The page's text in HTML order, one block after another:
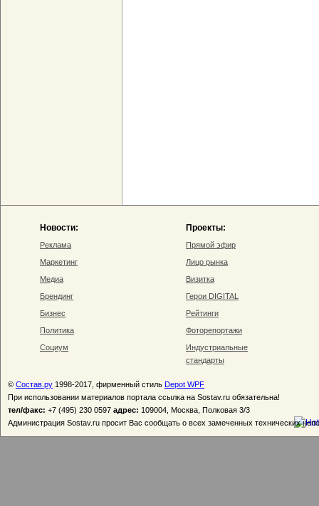
Новости:
Реклама
Маркетинг
Медиа
Брендинг
Бизнес
Политика
Социум
Проекты:
Прямой эфир
Лицо рынка
Визитка
Герои DIGITAL
Рейтинги
Фоторепортажи
Индустриальные
стандарты
© Состав.ру 1998-2017, фирменный стиль Depot WPF
При использовании материалов портала ссылка на Sostav.ru обязательна!
тел/факс: +7 (495) 230 0597 адрес: 109004, Москва, Полковая 3/3
Администрация Sostav.ru просит Вас сообщать о всех замеченных технических